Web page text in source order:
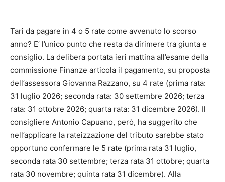
Tari da pagare in 4 o 5 rate come avvenuto lo scorso
anno? E’ l’unico punto che resta da dirimere tra giunta e
consiglio. La delibera portata ieri mattina all’esame della
commissione Finanze articola il pagamento, su proposta
dell’assessora Giovanna Razzano, su 4 rate (prima rata:
31 luglio 2026; seconda rata: 30 settembre 2026; terza
rata: 31 ottobre 2026; quarta rata: 31 dicembre 2026). Il
consigliere Antonio Capuano, però, ha suggerito che
nell’applicare la rateizzazione del tributo sarebbe stato
opportuno confermare le 5 rate (prima rata 31 luglio,
seconda rata 30 settembre; terza rata 31 ottobre; quarta
rata 30 novembre; quinta rata 31 dicembre). Alla